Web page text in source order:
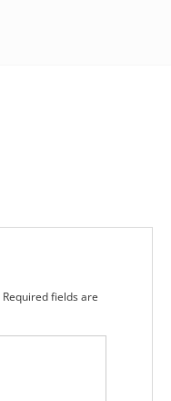
Required fields are